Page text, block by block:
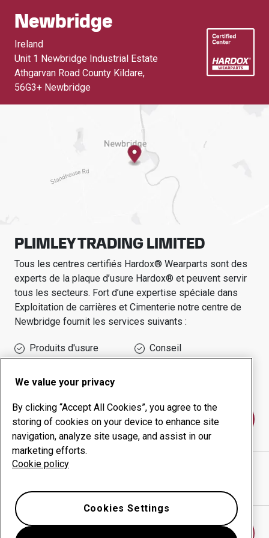
Newbridge
Ireland
Unit 1 Newbridge Industrial Estate
Athgarvan Road County Kildare,
56G3+ Newbridge
PLIMLEY TRADING LIMITED
Tous les centres certifiés Hardox® Wearparts sont des
experts de la plaque d’usure Hardox® et peuvent servir
tous les secteurs. Fort d’une expertise spéciale dans
Exploitation de carrières et Cimenterie notre centre de
Newbridge fournit les services suivants :
Produits d'usure
Conseil
disponibilité
Contactez-nous
PLIMLEY TRADING LIMITED
We value your privacy
By clicking “Accept All Cookies”, you agree to the
storing of cookies on your device to enhance site
navigation, analyze site usage, and assist in our
marketing efforts.
Cookie policy
Cookies Settings